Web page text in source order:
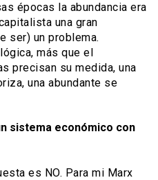
épocas la abundancia era
una gran
ser) un problema.
más que el
precisan su medida, una
una abundante se
sistema económico con
es NO. Para mi Marx